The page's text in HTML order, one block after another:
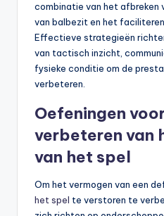
combinatie van het afbreken
van balbezit en het faciliteren
Effectieve strategieën
van tactisch inzicht,
fysieke conditie om de
verbeteren.
Oefeningen
verbeteren van
van het spel
Om het vermogen van een
het spel te verstoren te